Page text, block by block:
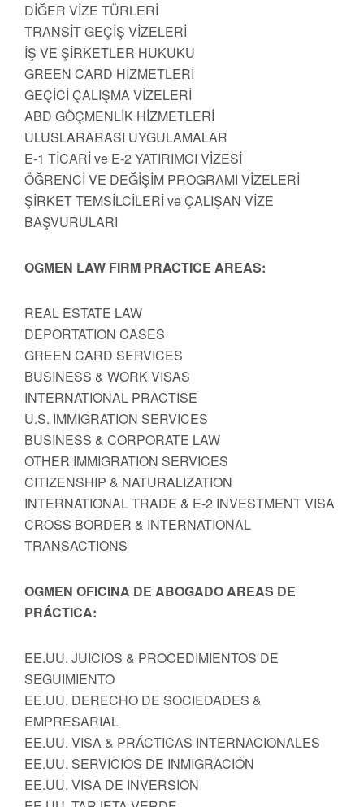
DİĞER VİZE TÜRLERİ
TRANSİT GEÇİŞ VİZELERİ
İŞ VE ŞİRKETLER HUKUKU
GREEN CARD HİZMETLERİ
GEÇİCİ ÇALIŞMA VİZELERİ
ABD GÖÇMENLİK HİZMETLERİ
ULUSLARARASI UYGULAMALAR
E-1 TİCARİ ve E-2 YATIRIMCI VİZESİ
ÖĞRENCİ VE DEĞİŞİM PROGRAMI VİZELERİ
ŞİRKET TEMSİLCİLERİ ve ÇALIŞAN VİZE
BAŞVURULARI
OGMEN LAW FIRM PRACTICE AREAS:
REAL ESTATE LAW
DEPORTATION CASES
GREEN CARD SERVICES
BUSINESS & WORK VISAS
INTERNATIONAL PRACTISE
U.S. IMMIGRATION SERVICES
BUSINESS & CORPORATE LAW
OTHER IMMIGRATION SERVICES
CITIZENSHIP & NATURALIZATION
INTERNATIONAL TRADE & E-2 INVESTMENT VISA
CROSS BORDER & INTERNATIONAL
TRANSACTIONS
OGMEN OFICINA DE ABOGADO AREAS DE
PRÁCTICA:
EE.UU. JUICIOS & PROCEDIMIENTOS DE
SEGUIMIENTO
EE.UU. DERECHO DE SOCIEDADES &
EMPRESARIAL
EE.UU. VISA & PRÁCTICAS INTERNACIONALES
EE.UU. SERVICIOS DE INMIGRACIÓN
EE.UU. VISA DE INVERSION